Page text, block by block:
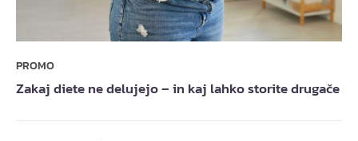
PROMO
Zakaj diete ne delujejo – in kaj lahko storite drugače